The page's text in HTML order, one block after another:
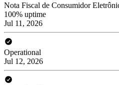
Nota Fiscal de Consumidor
100% uptime
Jul 11, 2026
Operational
Jul 12, 2026